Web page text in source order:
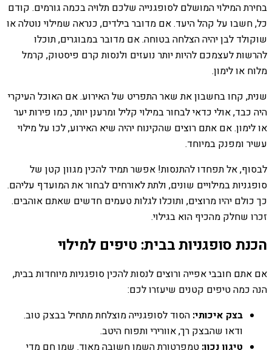
בחירת המילוי המושלם לסופגנייה שלכם תלויה בכמה גורמים. קודם
כל, חשבו על קהל היעד. אם מדובר בילדים, כנראה שמילוי נוטלה או
שוקולד לבן יהיה הצלחה בטוחה. אם מדובר במבוגרים, תוכלו
להרשות לעצמכם להיות יותר נועזים ולנסות קרם פיסטוק, קרמל
מלוח או לימון.
שנית, קחו בחשבון את שאר התפריט של האירוע. אם האוכל העיקרי
היה כבד, אולי כדאי לבחור במילוי קליל ומרענן יותר, כמו פירות יער
או לימון. אם אתם רוצים שהקינוח יהיה שיא האירוע, לכו על מילוי
עשיר ומפנק במיוחד.
לבסוף, אל תפחדו להתנסות! אפשר תמיד להכין מגוון קטן של
סופגניות במילויים שונים, ולתת לאורחים לבחור את המועדף עליהם.
כך כולם יהיו מרוצים, ותוכלו לגלות טעמים חדשים שאתם אוהבים.
זכרו שחלק מהכיף הוא בגילוי.
הכנת סופגניות בבית: טיפים למילוי
אם אתם חובבי אפייה ורוצים לנסות להכין סופגניות מיוחדות בבית,
הנה כמה טיפים קטנים שיעזרו לכם:
בצק איכותי: הסוד לסופגנייה מוצלחת מתחיל בבצק טוב.
ודאו שהבצק רך, אוורירי ותפוח היטב.
טיגון נכון: טמפרטורת השמן חשובה מאוד. שמן חם מדי